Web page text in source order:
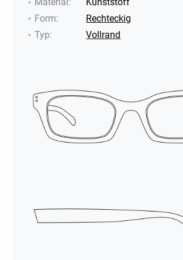
Form:
Rechteckig
Typ: Vollrand